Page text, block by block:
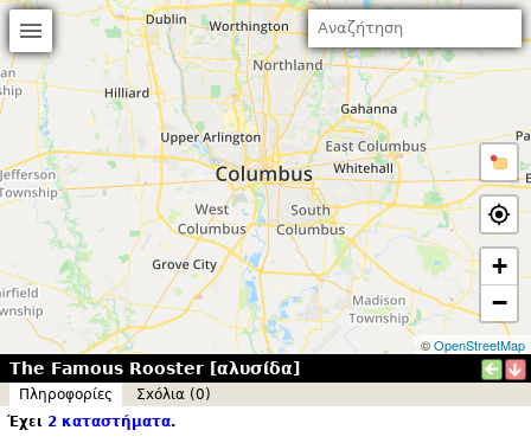
+
−
©OpenStreetMap
The Famous Rooster [αλυσίδα]
Πληροφορίες
Σxόλια (0)
Έχει 2 καταστήματα.